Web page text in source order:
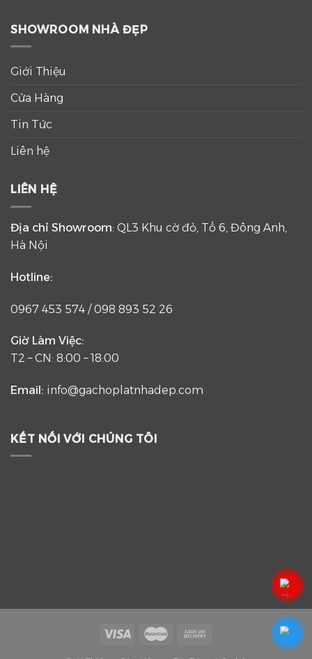
SHOWROOM NHÀ ĐẸP
Giới Thiệu
Cửa Hàng
Tin Tức
Liên hệ
LIÊN HỆ
Địa chỉ Showroom: QL3 Khu cờ đỏ, Tổ 6, Đông Anh,
Hà Nội
Hotline:
0967 453 574 /098 893 52 26
Giờ Làm Việc:
T2 – CN: 8:00 – 18:00
Email: info@gachoplatnhadep.com
KẾT NỐI VỚI CHÚNG TÔI